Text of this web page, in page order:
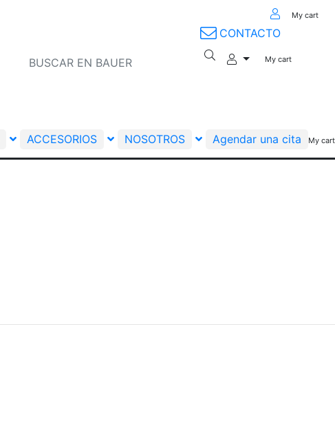
My cart
CONTACTO
My cart
ACCESORIOS NOSOTROS Agendar una cita My cart